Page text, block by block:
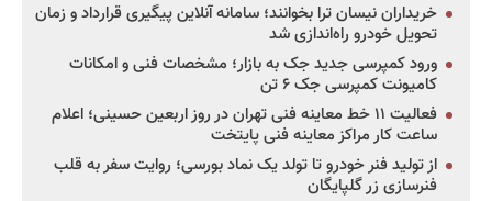
خریداران نیسان ترا بخوانند؛ سامانه آنلاین پیگیری قرارداد و زمان
تحویل خودرو راه‌اندازی شد
ورود کمپرسی جدید جک به بازار؛ مشخصات فنی و امکانات
کامیونت کمپرسی جک ۶ تن
فعالیت ۱۱ خط معاینه فنی تهران در روز اربعین حسینی؛ اعلام
ساعت کار مراکز معاینه فنی پایتخت
از تولید فنر خودرو تا تولد یک نماد بورسی؛ روایت سفر به قلب
فنرسازی زر گلپایگان